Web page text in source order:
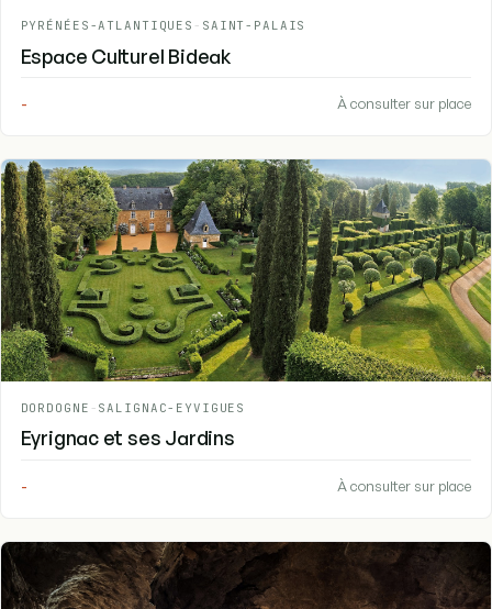
PYRÉNÉES-ATLANTIQUES - SAINT-PALAIS
Espace Culturel Bideak
- À consulter sur place
DORDOGNE - SALIGNAC-EYVIGUES
Eyrignac et ses Jardins
- À consulter sur place